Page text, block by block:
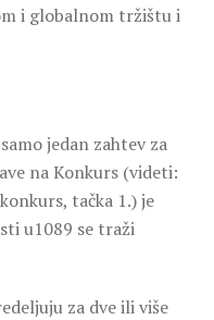
i globalnom tržištu i
jedan zahtev za
na Konkurs (videti:
tačka 1.) je
u1089 se traži
za dve ili više